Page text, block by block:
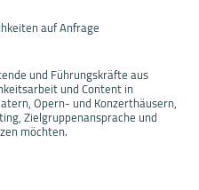
auf Anfrage
und Führungskräfte aus
und Content in
Opern- und Konzerthäusern,
Zielgruppenansprache und
möchten.